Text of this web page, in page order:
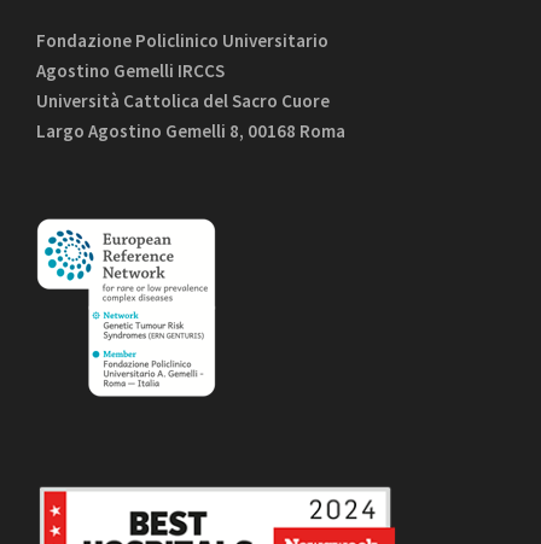
Fondazione Policlinico Universitario
Agostino Gemelli IRCCS
Università Cattolica del Sacro Cuore
Largo Agostino Gemelli 8, 00168 Roma